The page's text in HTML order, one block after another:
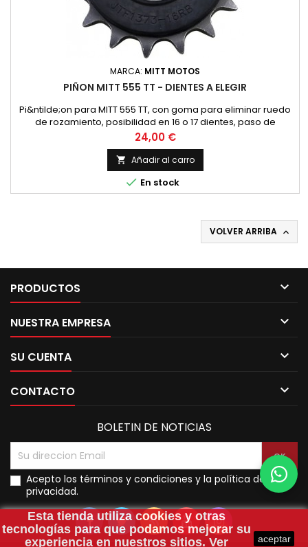
MARCA: MITT MOTOS
PIÑON MITT 555 TT - DIENTES A ELEGIR
Pi&ntilde;on para MITT 555 TT, con goma para eliminar ruedo
de rozamiento, posibilidad en 16 o 17 dientes, paso de
cadena 520 como la de origen.
Precio
24,00 €
 Añadir al carro
 En stock
VOLVER ARRIBA 
PRODUCTOS 
NUESTRA EMPRESA 
SU CUENTA 
CONTACTO 
Esta tienda utilizacookies y otras
tecnologías para que podamos mejorar su
experiencia en nuestros sitios. Ver aceptar
BOLETIN DE NOTICIAS
Acepto los términos y condiciones y la política de
privacidad.